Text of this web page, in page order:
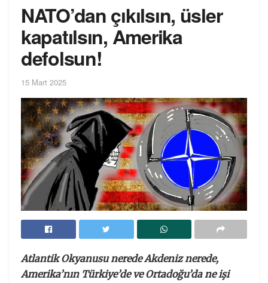
NATO’dan çıkılsın, üsler
kapatılsın, Amerika
defolsun!
15 Mart 2025
Atlantik Okyanusu nerede Akdeniz nerede,
Amerika’nın Türkiye’de ve Ortadoğu’da ne işi